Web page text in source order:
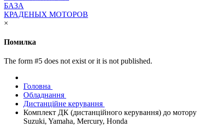
БАЗА
КРАДЕНЫХ МОТОРОВ
×
Помилка
The form #5 does not exist or it is not published.
Головна
Обладнання
Дистанційне керування
Комплект ДК (дистанційного керування) до мотору
Suzuki, Yamaha, Mercury, Honda